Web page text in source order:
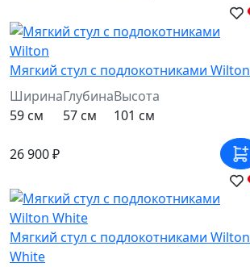
Мягкий стул с подлокотниками Wilton
Ширина
59 см
Глубина
57 см
Высота
101 см
26 900 ₽
Мягкий стул с подлокотниками Wilton
White